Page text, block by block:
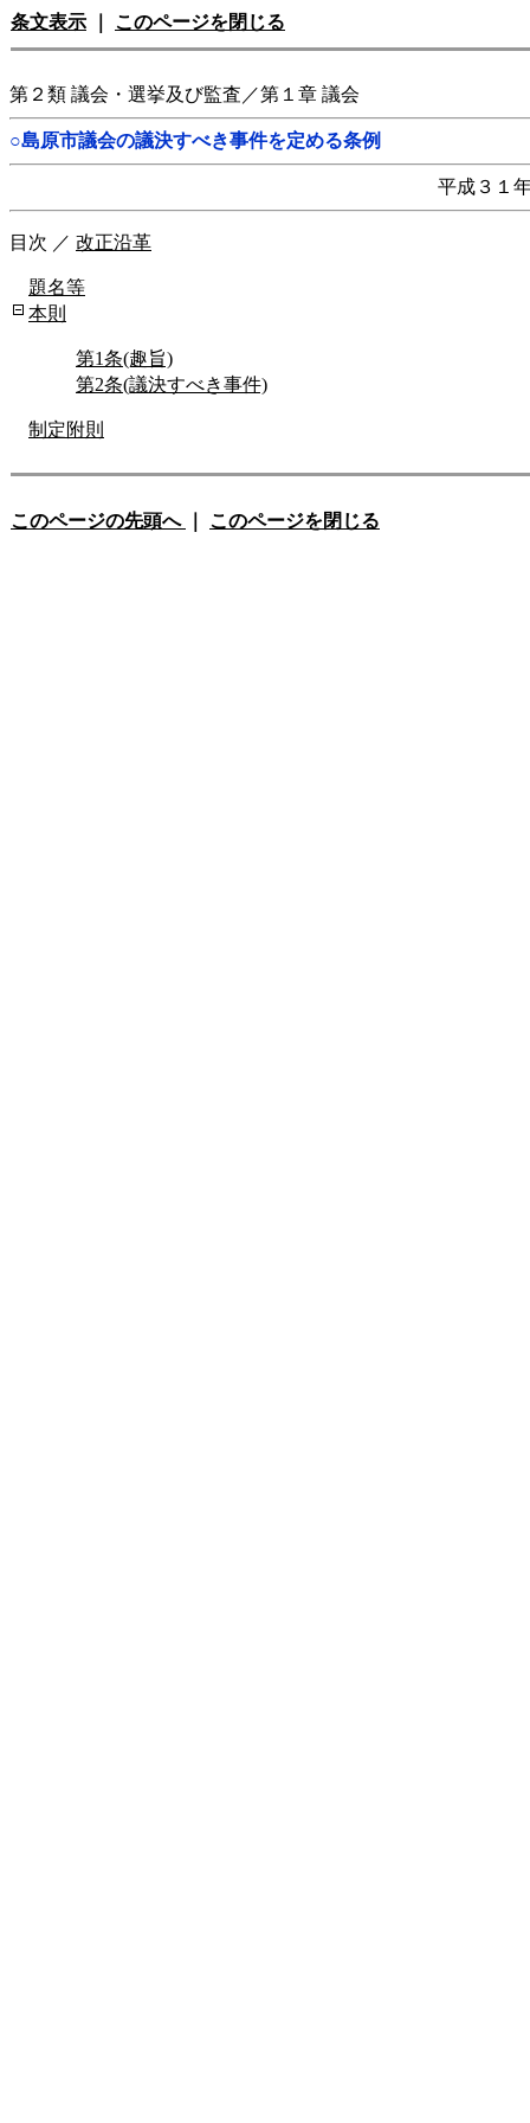
条文表示 このページを閉じる
第２類 議会・選挙及び監査／第１章 議会
○島原市議会の議決すべき事件を定める条例
平成３１
目次 ／ 改正沿革
題名等
本則
第1条(趣旨)
第2条(議決すべき事件)
制定附則
このページの先頭へ このページを閉じる